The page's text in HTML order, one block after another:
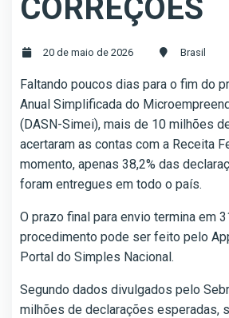
CORREÇÕES
20 de maio de 2026 Brasil
Faltando poucos dias para o fim do
Anual Simplificada do
(DASN-Simei), mais de 10 milhões
acertaram as contas com a Receita
momento, apenas 38,2% das
foram entregues em todo o país.
O prazo final para envio termina em
procedimento pode ser feito pelo
Portal do Simples Nacional.
Segundo dados divulgados pelo
milhões de declarações esperadas,